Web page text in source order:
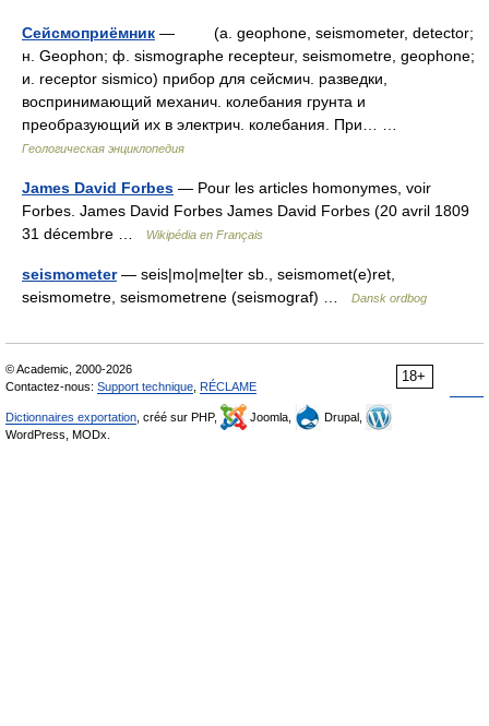
Сейсмоприёмник — (a. geophone, seismometer, detector;
н. Geophon; ф. sismographe recepteur, seismometre, geophone;
и. receptor sismico) прибор для сейсмич. разведки,
воспринимающий механич. колебания грунта и
преобразующий их в электрич. колебания. При… …
Геологическая энциклопедия
James David Forbes — Pour les articles homonymes, voir
Forbes. James David Forbes James David Forbes (20 avril 1809
31 décembre …
Wikipédia en Français
seismometer— seis|mo|me|ter sb., seismomet(e)ret,
seismometre, seismometrene (seismograf) …
Dansk ordbog
18+
© Academic, 2000-2026
Contactez-nous: Support technique RÉCLAME
Dictionnaires exportation , créé sur PHP, Joomla,
Drupal,
WordPress, MODx.